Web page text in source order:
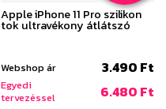
Apple iPhone 11 Pro szilikon
tok ultravékony átlátszó
Webshop ár 3.490 Ft
Egyedi
tervezéssel
6.480 Ft